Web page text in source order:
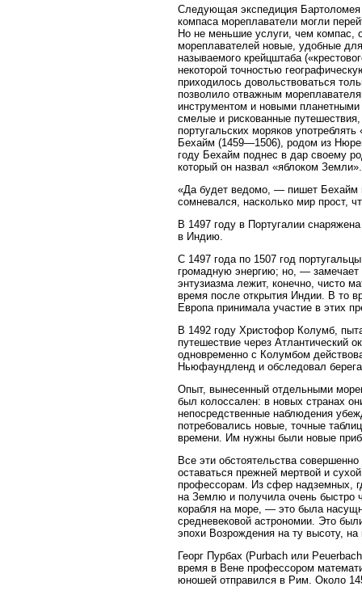
Следующая экспедиция
компаса мореплаватели могли
Но не меньшие услуги, чем компас,
мореплавателей новые, удобные
называемого крейцштаба
некоторой точностью
приходилось довольствоваться
позволило отважным
инструментом и новыми планетными
смелые и рискованные
португальских моряков
Бехайм (1459—1506), родом из
году Бехайм поднес в дар своему
который он назвал «яблоком
«Да будет ведомо, — пишет Бехайм
сомневался, насколько мир прост,
В 1497 году в Португалии
в Индию.
С 1497 года по 1507 год
громадную энергию; но, — замечает
энтузиазма лежит, конечно, чисто
время после открытия Индии. В то
Европа принимала участие в этих
В 1492 году Христофор Колумб,
путешествие через Атлантический
одновременно с Колумбом
Ньюфаундленд и обследовал
Опыт, вынесенный отдельными
был колоссален: в новых странах
непосредственные наблюдения
потребовались новые, точные
времени. Им нужны были новые
Все эти обстоятельства
оставаться прежней мертвой и
профессорам. Из сфер надземных,
на Землю и получила очень быстро
корабля на море, — это была
средневековой астрономии. Это
эпохи Возрождения на ту высоту,
Георг Пурбах (Purbach или
время в Вене профессором
юношей отправился в Рим. Около